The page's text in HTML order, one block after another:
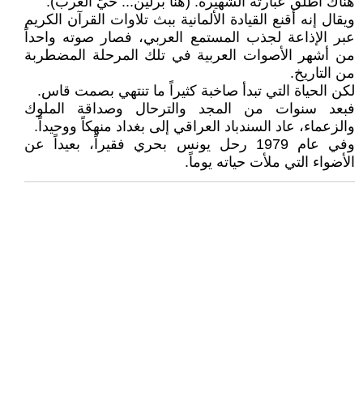
ويقال إنه أقنع القيادة الألمانية ببث تلاوات القرآن الكريم
عبر الإذاعة لجذب المستمع العربي، فصار صوته واحداً
من أشهر الأصوات العربية في تلك المرحلة المضطربة
من التاريخ.
لكن الحياة التي تبدأ صاخبة كثيراً ما تنتهي بصمت قاس.
فبعد سنوات من المجد والترحال وصداقة الملوك
والزعماء، عاد السندباد العراقي إلى بغداد منهكاً ووحيداً.
وفي عام 1979 رحل يونس بحري فقيراً، بعيداً عن
الأضواء التي ملأت حياته يوماً.